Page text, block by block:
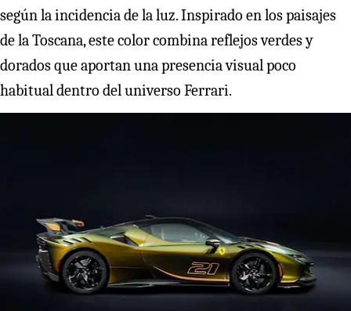
según la incidencia de la luz. Inspirado en los paisajes
de la Toscana, este color combina reflejos verdes y
dorados que aportan una presencia visual poco
habitual dentro del universo Ferrari.